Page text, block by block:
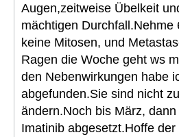
Augen,zeitweise Übelkeit
mächtigen Durchfall.Nehme
keine Mitosen, und
Ragen die Woche geht ws
den Nebenwirkungen habe
abgefunden.Sie sind nicht zu
ändern.Noch bis März, dann
Imatinib abgesetzt.Hoffe der